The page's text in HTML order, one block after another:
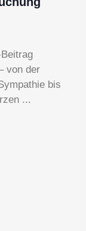
von der
bis
...